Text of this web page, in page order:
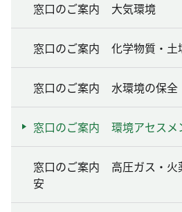
窓口のご案内 大気環境
窓口のご案内 化学物質・土
窓口のご案内 水環境の保全
窓口のご案内 環境アセスメ
窓口のご案内 高圧ガス・火
安